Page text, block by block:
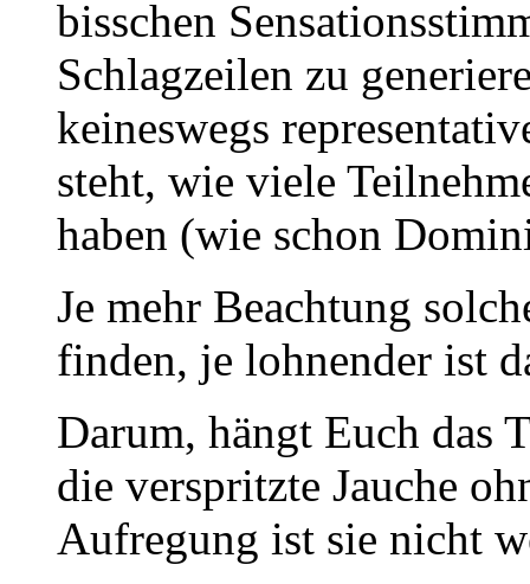
bisschen
Schlagzeilen zu
keineswegs
steht, wie viele
haben (wie schon
Je mehr Beachtung
finden, je lohnender ist
Darum, hängt Euch das
die verspritzte Jauche
Aufregung ist sie nicht